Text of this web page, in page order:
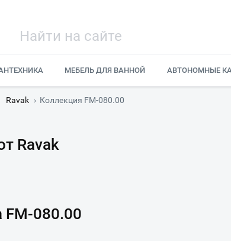
МЕБЕЛЬ ДЛЯ ВАННОЙ АВТОНОМНЫЕ
Ravak › Коллекция FM-080.00
Ravak
FM-080.00